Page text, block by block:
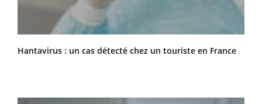
Hantavirus : un cas détecté chez un touriste en France